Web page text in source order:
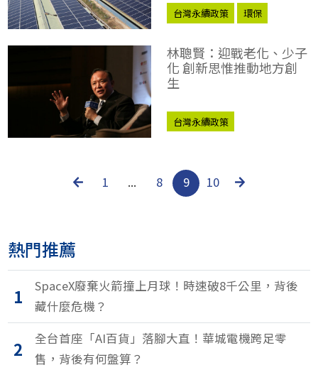
台灣永續政策 環保
林聰賢：迎戰老化、少子
化 創新思惟推動地方創
生
台灣永續政策
1 ... 8 9 10
熱門推薦
1
SpaceX廢棄火箭撞上月球！時速破8千公里，背後
藏什麼危機？
2
全台首座「AI百貨」落腳大直！華城電機跨足零
售，背後有何盤算？